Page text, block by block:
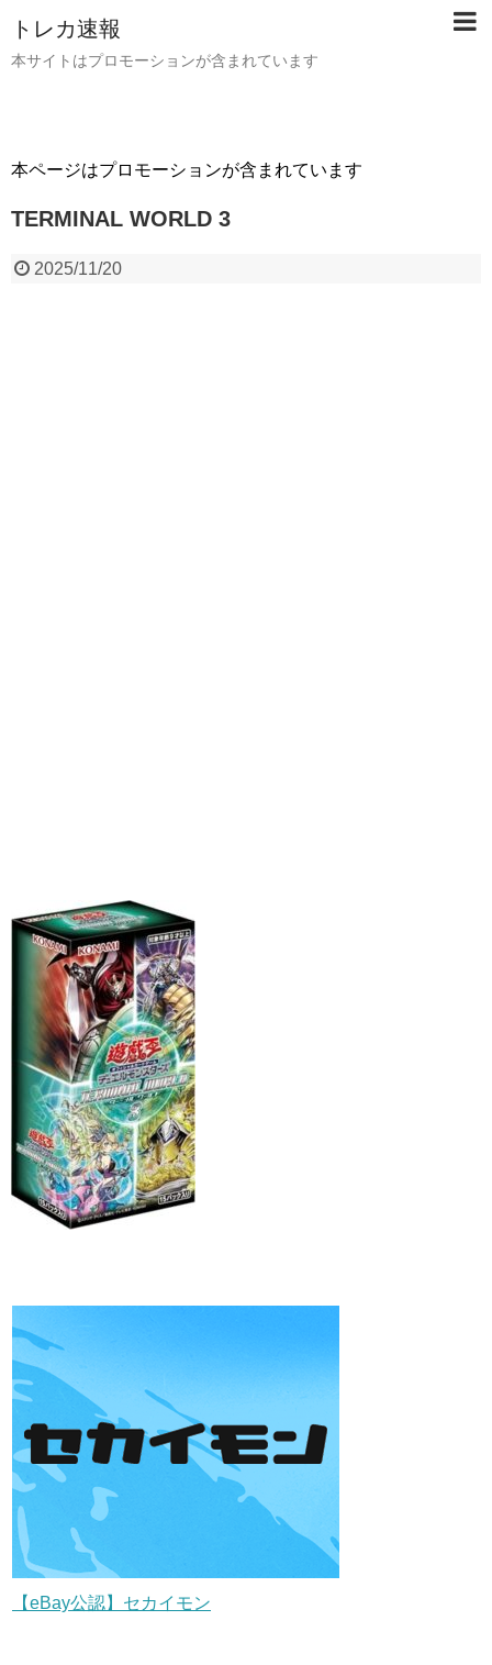
トレカ速報
本サイトはプロモーションが含まれています
本ページはプロモーションが含まれています
TERMINAL WORLD 3
2025/11/20
【eBay公認】セカイモン